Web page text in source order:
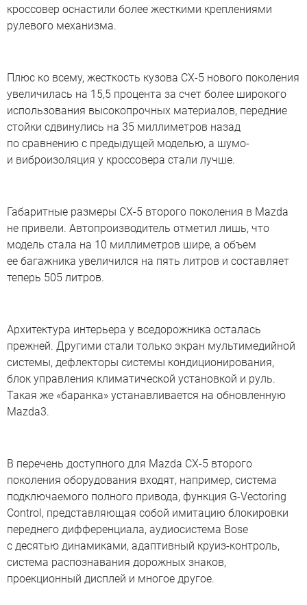
кроссовер оснастили более жесткими креплениями
рулевого механизма.
Плюс ко всему, жесткость кузова CX-5 нового поколения
увеличилась на 15,5 процента за счет более широкого
использования высокопрочных материалов, передние
стойки сдвинулись на 35 миллиметров назад
по сравнению с предыдущей моделью, а шумо-
и виброизоляция у кроссовера стали лучше.
Габаритные размеры CX-5 второго поколения в Mazda
не привели. Автопроизводитель отметил лишь, что
модель стала на 10 миллиметров шире, а объем
ее багажника увеличился на пять литров и составляет
теперь 505 литров.
Архитектура интерьера у вседорожника осталась
прежней. Другими стали только экран мультимедийной
системы, дефлекторы системы кондиционирования,
блок управления климатической установкой и руль.
Такая же «баранка» устанавливается на обновленную
Mazda3.
В перечень доступного для Mazda CX-5 второго
поколения оборудования входят, например, система
подключаемого полного привода, функция G-Vectoring
Control, представляющая собой имитацию блокировки
переднего дифференциала, аудиосистема Bose
с десятью динамиками, адаптивный круиз-контроль,
система распознавания дорожных знаков,
проекционный дисплей и многое другое.